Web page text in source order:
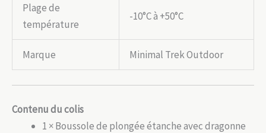
Plage de
température
-10°C à +50°C
Marque Minimal Trek Outdoor
Contenu du colis
1 × Boussole de plongée étanche avec dragonne